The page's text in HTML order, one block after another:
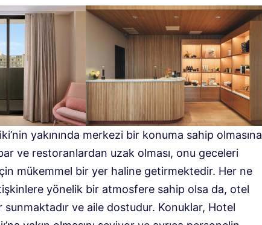
yakınında merkezi bir konuma sahip olmasına
ve restoranlardan uzak olması, onu geceleri
mükemmel bir yer haline getirmektedir. Her ne
yönelik bir atmosfere sahip olsa da, otel
ve aile dostudur. Konuklar, Hotel